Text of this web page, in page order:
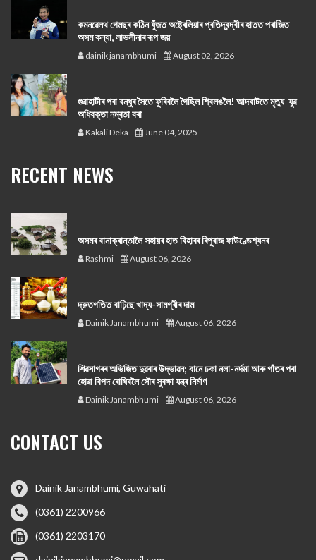
কমনৱেলথ গেমছৰ কঠিন যুঁজত অষ্ট্ৰেলিয়াৰ প্ৰতিদ্বন্দ্বীৰ হাতত পৰাজিত
অসম কন্যা, লাভলীনাৰ ৰূপ জয়
dainik janambhumi August 02, 2026
গুৱাহাটীৰ পৰা বন্ধুৰ সৈতে ফুৰিবলৈ গৈছিল শ্বিলঙলৈ! আদবাটতে মৃত্যু যুৱ
অধিবক্তা নম্ৰতা বৰা
Kakali Deka June 04, 2025
RECENT NEWS
অসমৰ বানাক্ৰান্তালৈ সহায়ৰ হাত বিহাৰৰ ৰিপুৰাজ ফাউণ্ডেশ্যনৰ
Rashmi August 06, 2026
দ্রুতগতিত বাঢ়িছে খাদ্য-সামগ্ৰীৰ দাম
Dainik Janambhumi August 06, 2026
শিৱসাগৰৰ অভিজিত দুৱৰাৰ উদ্ভাৱন; বানে ঢকা নলা-নৰ্দমা আৰু গাঁতৰ পৰা
হোৱা বিপদ ৰোধিবলৈ সৌৰ সুৰক্ষা যন্ত্ৰ নিৰ্মাণ
Dainik Janambhumi August 06, 2026
CONTACT US
Dainik Janambhumi, Guwahati
(0361) 2200966
(0361) 2203170